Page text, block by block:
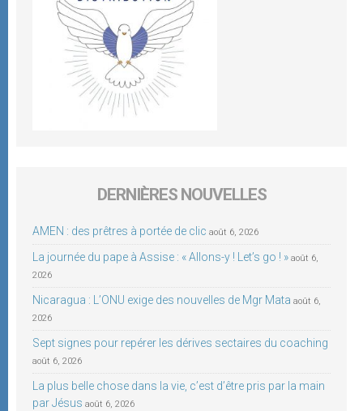
DERNIÈRES NOUVELLES
AMEN : des prêtres à portée de clic août 6, 2026
La journée du pape à Assise : « Allons-y ! Let’s go ! » août 6,
2026
Nicaragua : L’ONU exige des nouvelles de Mgr Mata août 6,
2026
Sept signes pour repérer les dérives sectaires du coaching
août 6, 2026
La plus belle chose dans la vie, c’est d’être pris par la main
par Jésus août 6, 2026